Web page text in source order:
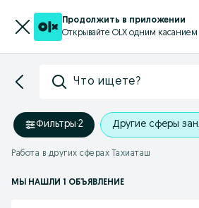
Продолжить в приложении
Открывайте OLX одним касанием
Что ищете?
Фильтры·2 Другие сферы
Работа в других сферах Тахиаташ
МЫ НАШЛИ 1 ОБЪЯВЛЕНИЕ